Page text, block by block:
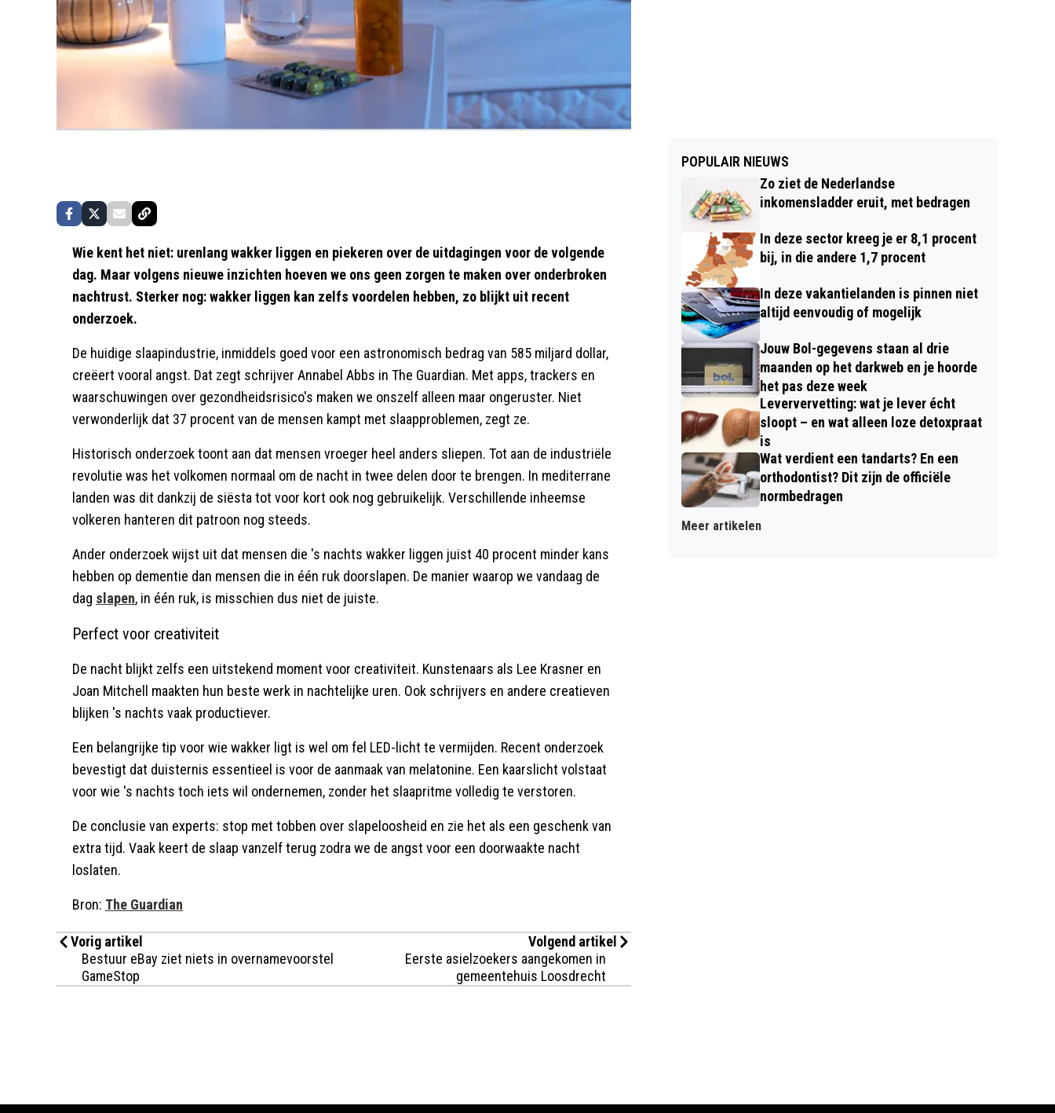
Wie kent het niet: urenlang wakker liggen en piekeren over de uitdagingen voor de volgende
dag. Maar volgens nieuwe inzichten hoeven we ons geen zorgen te maken over onderbroken
nachtrust. Sterker nog: wakker liggen kan zelfs voordelen hebben, zo blijkt uit recent
onderzoek.
De huidige slaapindustrie, inmiddels goed voor een astronomisch bedrag van 585 miljard dollar,
creëert vooral angst. Dat zegt schrijver Annabel Abbs in The Guardian. Met apps, trackers en
waarschuwingen over gezondheidsrisico's maken we onszelf alleen maar ongeruster. Niet
verwonderlijk dat 37 procent van de mensen kampt met slaapproblemen, zegt ze.
Historisch onderzoek toont aan dat mensen vroeger heel anders sliepen. Tot aan de industriële
revolutie was het volkomen normaal om de nacht in twee delen door te brengen. In mediterrane
landen was dit dankzij de siësta tot voor kort ook nog gebruikelijk. Verschillende inheemse
volkeren hanteren dit patroon nog steeds.
Ander onderzoek wijst uit dat mensen die 's nachts wakker liggen juist 40 procent minder kans
hebben op dementie dan mensen die in één ruk doorslapen. De manier waarop we vandaag de
dag slapen, in één ruk, is misschien dus niet de juiste.
Perfect voor creativiteit
De nacht blijkt zelfs een uitstekend moment voor creativiteit. Kunstenaars als Lee Krasner en
Joan Mitchell maakten hun beste werk in nachtelijke uren. Ook schrijvers en andere creatieven
blijken 's nachts vaak productiever.
Een belangrijke tip voor wie wakker ligt is wel om fel LED-licht te vermijden. Recent onderzoek
bevestigt dat duisternis essentieel is voor de aanmaak van melatonine. Een kaarslicht volstaat
voor wie 's nachts toch iets wil ondernemen, zonder het slaapritme volledig te verstoren.
De conclusie van experts: stop met tobben over slapeloosheid en zie het als een geschenk van
extra tijd. Vaak keert de slaap vanzelf terug zodra we de angst voor een doorwaakte nacht
loslaten.
Bron: The Guardian
Vorig artikel
Bestuur eBay ziet niets in overnamevoorstel
GameStop
Volgend artikel
Eerste asielzoekers aangekomen in
gemeentehuis Loosdrecht
POPULAIR NIEUWS
Zo ziet de Nederlandse
inkomensladder eruit, met bedragen
In deze sector kreeg je er 8,1 procent
bij, in die andere 1,7 procent
In deze vakantielanden is pinnen niet
altijd eenvoudig of mogelijk
Jouw Bol-gegevens staan al drie
maanden op het darkweb en je hoorde
het pas deze week
Leververvetting: wat je lever écht
sloopt – en wat alleen loze detoxpraat
is
Wat verdient een tandarts? En een
orthodontist? Dit zijn de officiële
normbedragen
Meer artikelen